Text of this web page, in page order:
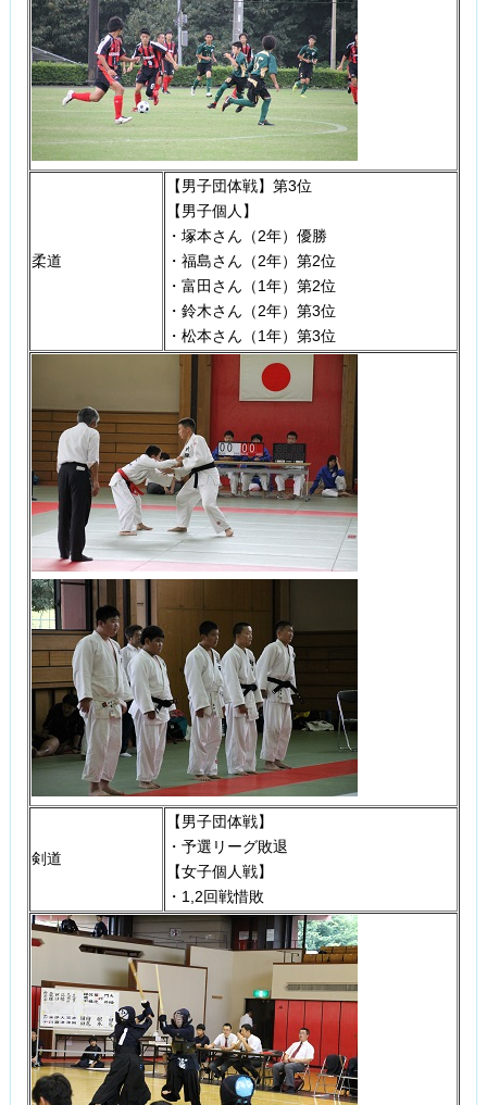
柔道
【男子団体戦】第3位
【男子個人】
・塚本さん（2年）優勝
・福島さん（2年）第2位
・富田さん（1年）第2位
・鈴木さん（2年）第3位
・松本さん（1年）第3位
剣道
【男子団体戦】
・予選リーグ敗退
【女子個人戦】
・1,2回戦惜敗